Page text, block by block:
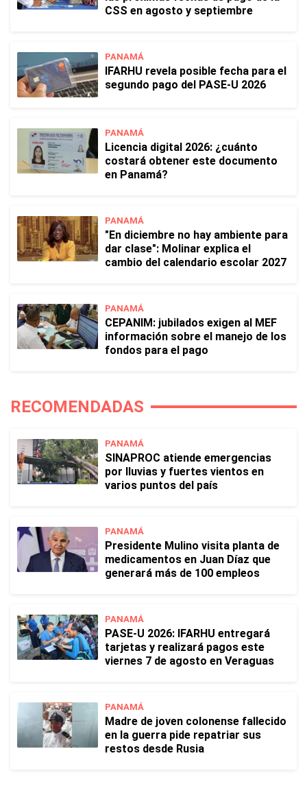
CSS en agosto y septiembre
PANAMÁ
IFARHU revela posible fecha para el
segundo pago del PASE-U 2026
PANAMÁ
Licencia digital 2026: ¿cuánto
costará obtener este documento
en Panamá?
PANAMÁ
"En diciembre no hay ambiente para
dar clase": Molinar explica el
cambio del calendario escolar 2027
PANAMÁ
CEPANIM: jubilados exigen al MEF
información sobre el manejo de los
fondos para el pago
RECOMENDADAS
PANAMÁ
SINAPROC atiende emergencias
por lluvias y fuertes vientos en
varios puntos del país
PANAMÁ
Presidente Mulino visita planta de
medicamentos en Juan Díaz que
generará más de 100 empleos
PANAMÁ
PASE-U 2026: IFARHU entregará
tarjetas y realizará pagos este
viernes 7 de agosto en Veraguas
PANAMÁ
Madre de joven colonense fallecido
en la guerra pide repatriar sus
restos desde Rusia